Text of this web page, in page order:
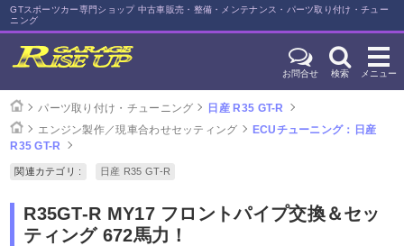
GTスポーツカー専門ショップ 中古車販売・整備・メンテナンス・パーツ取り付け・チュー
ニング
お問合せ 検索 メニュー
パーツ取り付け・チューニング
日産 R35 GT-R
エンジン製作／現車合わせセッティング
ECUチューニング：日産
R35 GT-R
関連カテゴリ : 日産 R35 GT-R
R35GT-R MY17 フロントパイプ交換＆セッ
ティング 672馬力！